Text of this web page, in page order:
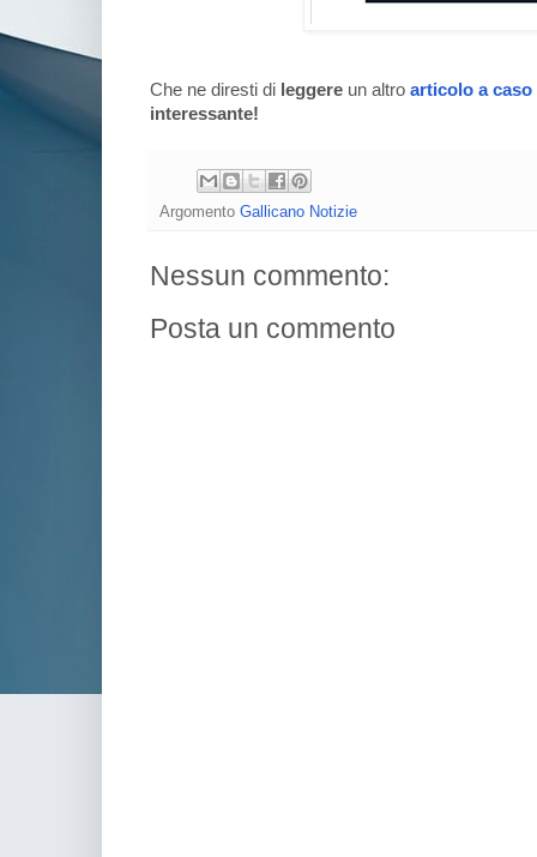
Che ne diresti di leggere un altro articolo a caso
interessante!
Argomento Gallicano Notizie
Nessun commento:
Posta un commento